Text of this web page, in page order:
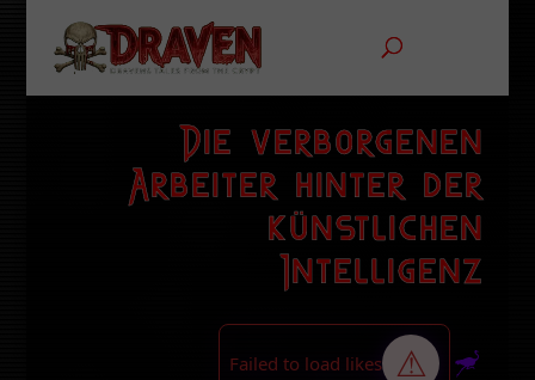
Die verborgenen
Arbeiter hinter der
künstlichen
Intelligenz